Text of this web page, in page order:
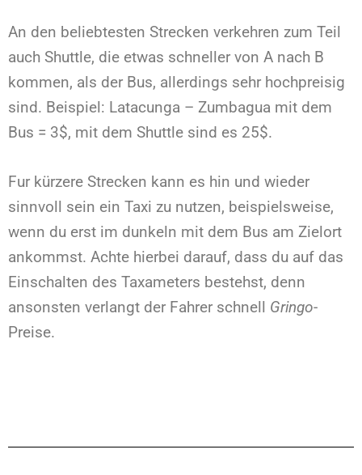
An den beliebtesten Strecken verkehren zum Teil
auch Shuttle, die etwas schneller von A nach B
kommen, als der Bus, allerdings sehr hochpreisig
sind. Beispiel: Latacunga – Zumbagua mit dem
Bus = 3$, mit dem Shuttle sind es 25$.
Fur kürzere Strecken kann es hin und wieder
sinnvoll sein ein Taxi zu nutzen, beispielsweise,
wenn du erst im dunkeln mit dem Bus am Zielort
ankommst. Achte hierbei darauf, dass du auf das
Einschalten des Taxameters bestehst, denn
ansonsten verlangt der Fahrer schnell Gringo-
Preise.